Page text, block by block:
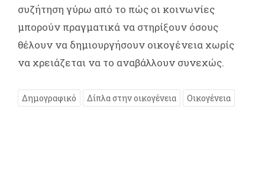
συζήτηση γύρω από το πώς οι κοινωνίες
μπορούν πραγματικά να στηρίξουν όσους
θέλουν να δημιουργήσουν οικογένεια χωρίς
να χρειάζεται να το αναβάλλουν συνεχώς.
Δημογραφικό Δίπλα στην οικογένεια Οικογένεια